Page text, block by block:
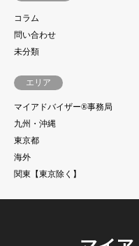
コラム
問い合わせ
未分類
エリア
マイアドバイザー®事務局
九州・沖縄
東京都
海外
関東【東京除く】